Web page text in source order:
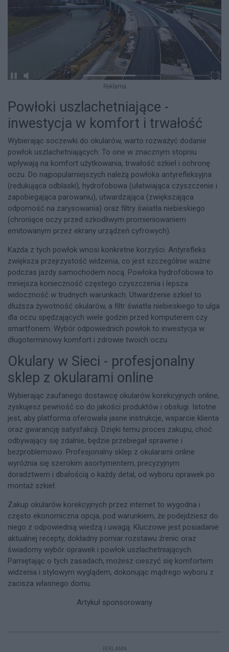
Reklama
Powłoki uszlachetniające -
inwestycja w komfort i trwałość
Wybierając soczewki do okularów, warto rozważyć dodanie
powłok uszlachetniających. To one w znacznym stopniu
wpływają na komfort użytkowania, trwałość szkieł i ochronę
oczu. Do najpopularniejszych należą powłoka antyrefleksyjna
(redukująca odblaski), hydrofobowa (ułatwiająca czyszczenie i
zapobiegająca parowaniu), utwardzająca (zwiększająca
odporność na zarysowania) oraz filtry światła niebieskiego
(chroniące oczy przed szkodliwym promieniowaniem
emitowanym przez ekrany urządzeń cyfrowych).
Każda z tych powłok wnosi konkretne korzyści. Antyrefleks
zwiększa przejrzystość widzenia, co jest szczególnie ważne
podczas jazdy samochodem nocą. Powłoka hydrofobowa to
mniejsza konieczność częstego czyszczenia i lepsza
widoczność w trudnych warunkach. Utwardzenie szkieł to
dłuższa żywotność okularów, a filtr światła niebieskiego to ulga
dla oczu spędzających wiele godzin przed komputerem czy
smartfonem. Wybór odpowiednich powłok to inwestycja w
długoterminowy komfort i zdrowie twoich oczu.
Okulary w Sieci - profesjonalny
sklep z okularami online
Wybierając zaufanego dostawcę okularów korekcyjnych online,
zyskujesz pewność co do jakości produktów i obsługi. Istotne
jest, aby platforma oferowała jasne instrukcje, wsparcie klienta
oraz gwarancję satysfakcji. Dzięki temu proces zakupu, choć
odbywający się zdalnie, będzie przebiegał sprawnie i
bezproblemowo. Profesjonalny sklep z okularami online
wyróżnia się szerokim asortymentem, precyzyjnym
doradztwem i dbałością o każdy detal, od wyboru oprawek po
montaż szkieł.
Zakup okularów korekcyjnych przez internet to wygodna i
często ekonomiczna opcja, pod warunkiem, że podejdziesz do
niego z odpowiednią wiedzą i uwagą. Kluczowe jest posiadanie
aktualnej recepty, dokładny pomiar rozstawu źrenic oraz
świadomy wybór oprawek i powłok uszlachetniających.
Pamiętając o tych zasadach, możesz cieszyć się komfortem
widzenia i stylowym wyglądem, dokonując mądrego wyboru z
zacisza własnego domu.
Artykuł sponsorowany
REKLAMA